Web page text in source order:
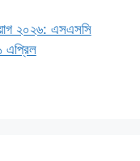
২০২৬: এসএসসি
এপ্রিল